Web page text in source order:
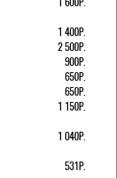
1 400Р.
2 500Р.
900Р.
650Р.
650Р.
1 150Р.
1 040Р.
531Р.